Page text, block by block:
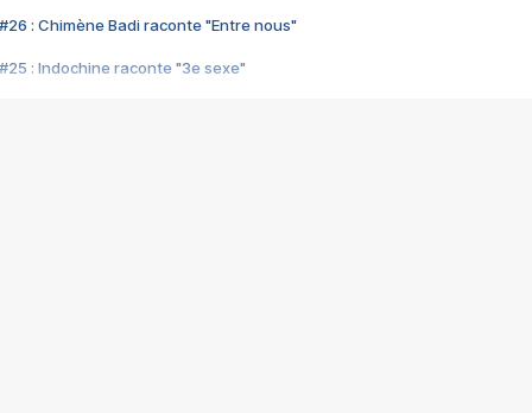
#26 : Chimène Badi raconte "Entre nous"
#25 : Indochine raconte "3e sexe"